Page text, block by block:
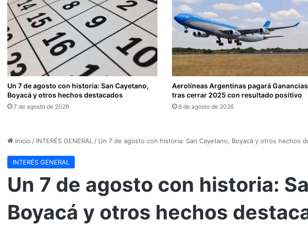
Un 7 de agosto con historia: San Cayetano,
Boyacá y otros hechos destacados
7 de agosto de 2026
Aerolíneas Argentinas pagará Ganancias
tras cerrar 2025 con resultado positivo
6 de agosto de 2026